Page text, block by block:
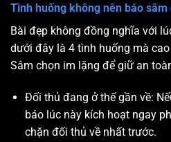
Tình huống không nên báo sâm
Bài đẹp không đồng nghĩa với
dưới đây là 4 tình huống mà
Sâm chọn im lặng để giữ an
Đối thủ đang ở thế gần về:
báo lúc này kích hoạt ngay
chặn đối thủ về nhất trước.